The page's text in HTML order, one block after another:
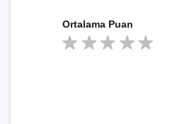
Ortalama Puan